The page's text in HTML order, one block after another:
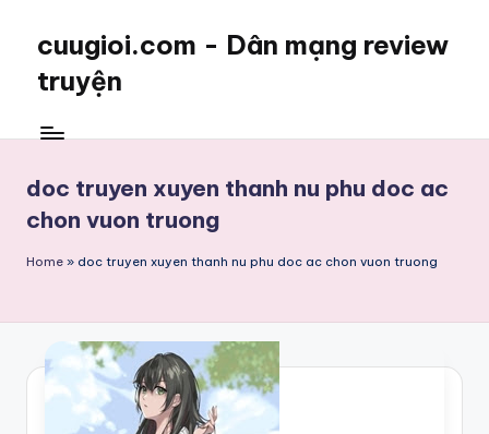
cuugioi.com - Dân mạng review
truyện
doc truyen xuyen thanh nu phu doc ac
chon vuon truong
Home » doc truyen xuyen thanh nu phu doc ac chon vuon truong